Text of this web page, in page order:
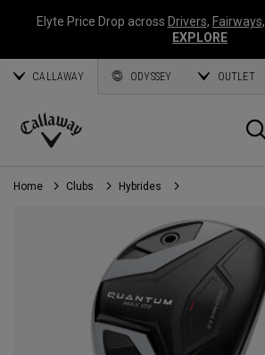
Elyte Price Drop across Drivers, Fairways,
EXPLORE
CALLAWAY ODYSSEY OUTLET
Callaway
Golf
Home Clubs Hybrides